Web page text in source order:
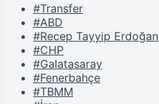
#Transfer
#ABD
#Recep Tayyip Erdoğan
#CHP
#Galatasaray
#Fenerbahçe
#TBMM